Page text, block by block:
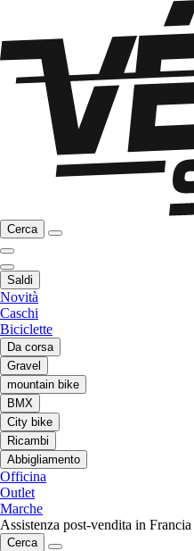
Cerca
Saldi
Novità
Caschi
Biciclette
Da corsa
Gravel
mountain bike
BMX
City bike
Ricambi
Abbigliamento
Officina
Outlet
Marche
Assistenza post-vendita in Francia
Cerca